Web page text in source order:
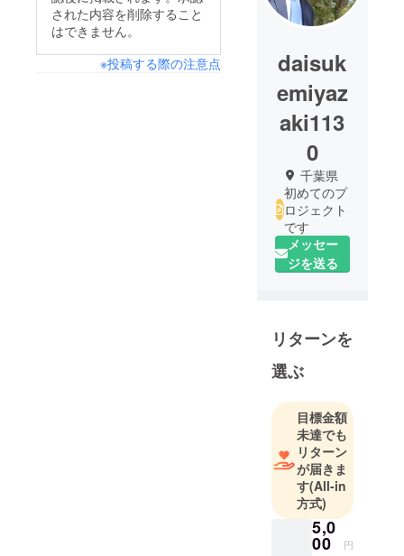
された内容を削除すること
はできません。
※投稿する際の注意点
daisuk
emiyaz
aki113
0
千葉県
初めてのプ
ロジェクト
です
メッセー
ジを送る
リターンを
選ぶ
目標金額
未達でも
リターン
が届きま
す(All-in
方式)
5,0
00 円